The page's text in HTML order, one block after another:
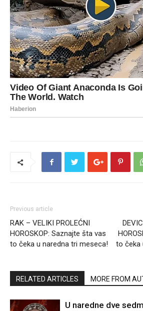
Previous article
RAK – VELIKI PROLEĆNI
HOROSKOP: Saznajte šta vas
to čeka u naredna tri meseca!
to čeka
RELATED ARTICLES MORE FROM
U naredne dve